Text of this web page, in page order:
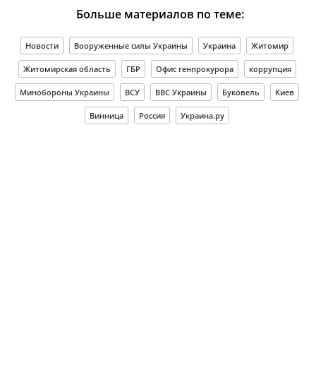
Больше материалов по теме:
Новости Вооруженные силы Украины Украина Житомир
Житомирская область ГБР Офис генпрокурора коррупция
Минобороны Украины ВСУ ВВС Украины Буковель Киев
Винница Россия Украина.ру